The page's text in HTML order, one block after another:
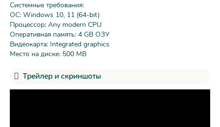
Системные требования:
ОС: Windows 10, 11 (64-bit)
Процессор: Any modern CPU
Оперативная память: 4 GB ОЗУ
Видеокарта: Integrated graphics
Место на диске: 500 MB
Трейлер и скриншоты